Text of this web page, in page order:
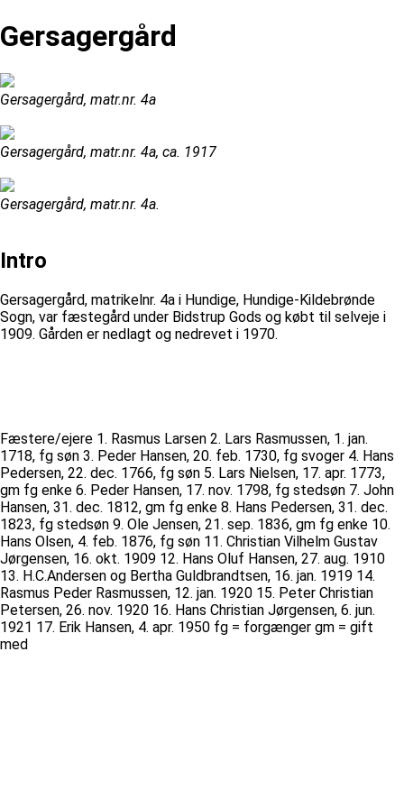
Gersagergård
Gersagergård, matr.nr. 4a
Gersagergård, matr.nr. 4a, ca. 1917
Gersagergård, matr.nr. 4a.
Intro
Gersagergård, matrikelnr. 4a i Hundige, Hundige-Kildebrønde
Sogn, var fæstegård under Bidstrup Gods og købt til selveje i
1909. Gården er nedlagt og nedrevet i 1970.
Fæstere/ejere 1. Rasmus Larsen 2. Lars Rasmussen, 1. jan.
1718, fg søn 3. Peder Hansen, 20. feb. 1730, fg svoger 4. Hans
Pedersen, 22. dec. 1766, fg søn 5. Lars Nielsen, 17. apr. 1773,
gm fg enke 6. Peder Hansen, 17. nov. 1798, fg stedsøn 7. John
Hansen, 31. dec. 1812, gm fg enke 8. Hans Pedersen, 31. dec.
1823, fg stedsøn 9. Ole Jensen, 21. sep. 1836, gm fg enke 10.
Hans Olsen, 4. feb. 1876, fg søn 11. Christian Vilhelm Gustav
Jørgensen, 16. okt. 1909 12. Hans Oluf Hansen, 27. aug. 1910
13. H.C.Andersen og Bertha Guldbrandtsen, 16. jan. 1919 14.
Rasmus Peder Rasmussen, 12. jan. 1920 15. Peter Christian
Petersen, 26. nov. 1920 16. Hans Christian Jørgensen, 6. jun.
1921 17. Erik Hansen, 4. apr. 1950 fg = forgænger gm = gift
med